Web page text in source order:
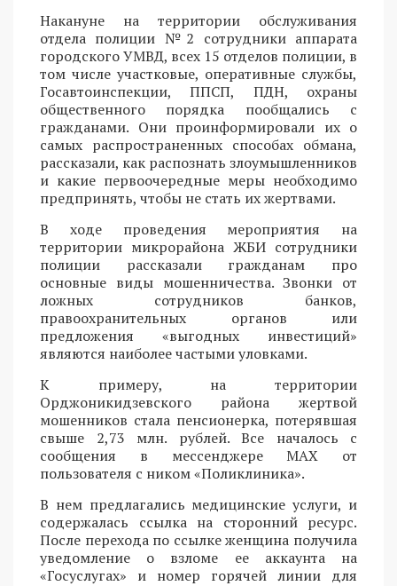
Накануне на территории обслуживания
отдела полиции №2 сотрудники аппарата
городского УМВД, всех 15 отделов полиции, в
том числе участковые, оперативные службы,
Госавтоинспекции, ППСП, ПДН, охраны
общественного порядка пообщались с
гражданами. Они проинформировали их о
самых распространенных способах обмана,
рассказали, как распознать злоумышленников
и какие первоочередные меры необходимо
предпринять, чтобы не стать их жертвами.
В ходе проведения мероприятия на
территории микрорайона ЖБИ сотрудники
полиции рассказали гражданам про
основные виды мошенничества. Звонки от
ложных сотрудников банков,
правоохранительных органов или
предложения «выгодных инвестиций»
являются наиболее частыми уловками.
К примеру, на территории
Орджоникидзевского района жертвой
мошенников стала пенсионерка, потерявшая
свыше 2,73 млн. рублей. Все началось с
сообщения в мессенджере MAX от
пользователя с ником «Поликлиника».
В нем предлагались медицинские услуги, и
содержалась ссылка на сторонний ресурс.
После перехода по ссылке женщина получила
уведомление о взломе ее аккаунта на
«Госуслугах» и номер горячей линии для